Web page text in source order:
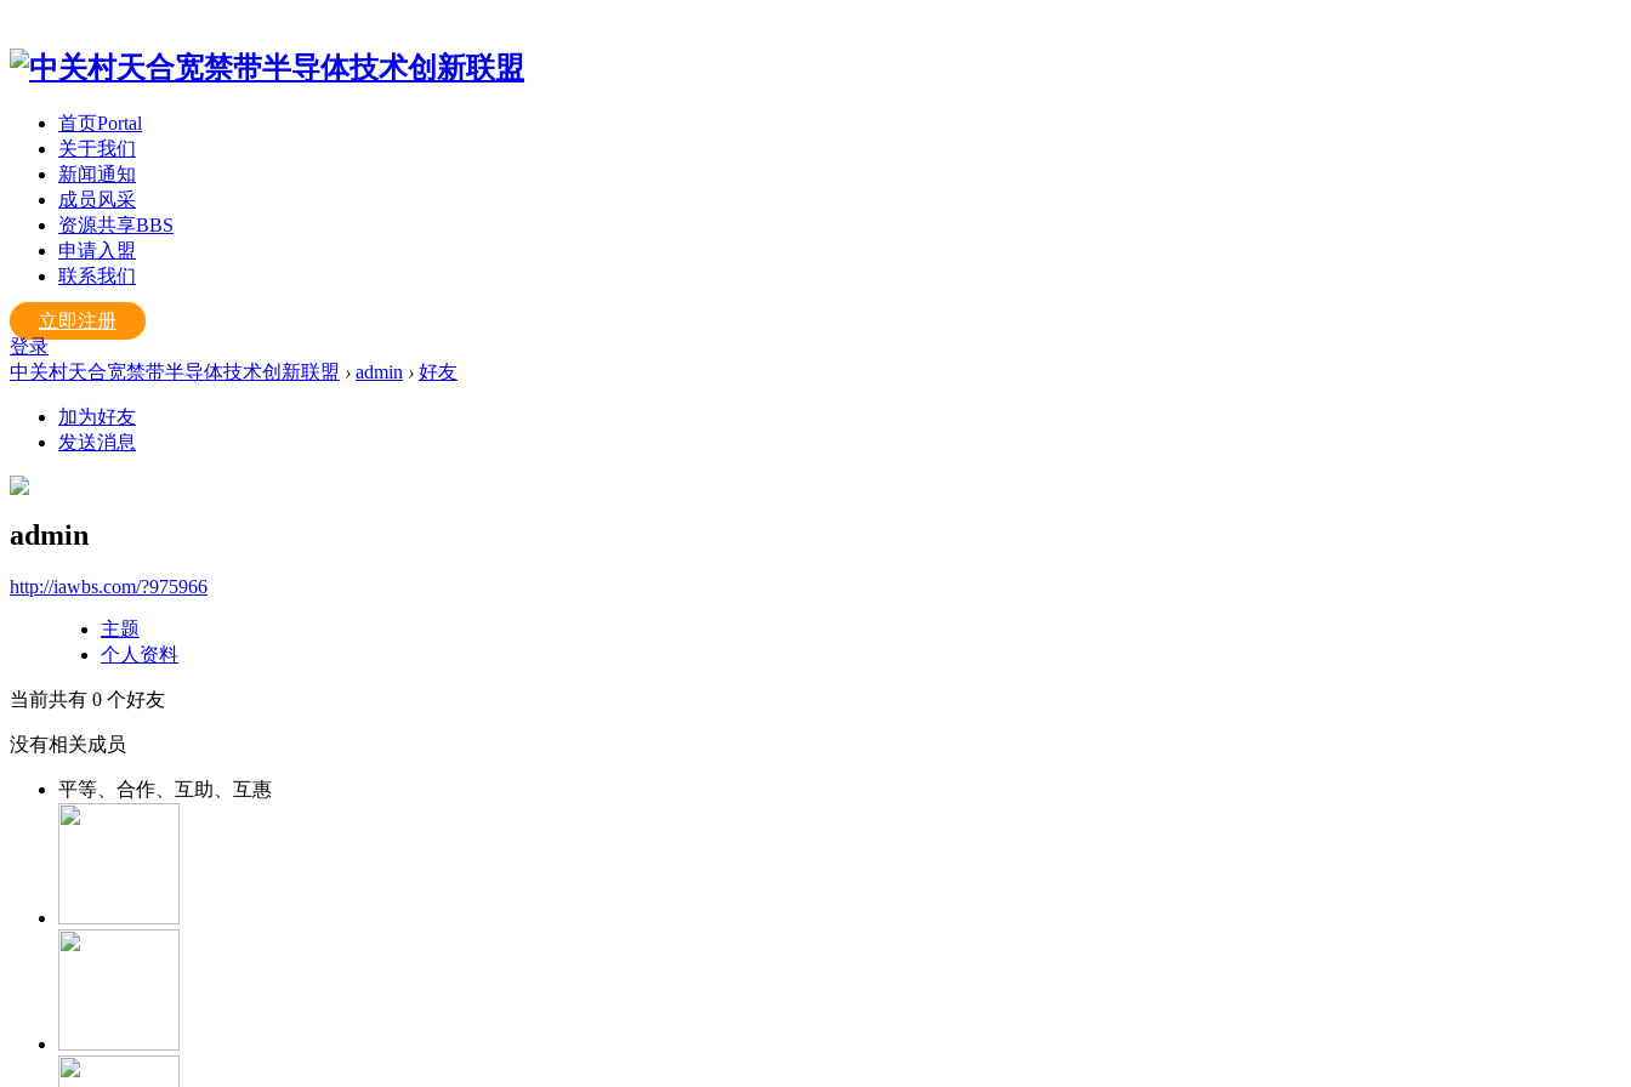
首页Portal
关于我们
新闻通知
成员风采
资源共享BBS
申请入盟
联系我们
立即注册
登录
中关村天合宽禁带半导体技术创新联盟 › admin › 好友
加为好友
发送消息
admin
http://iawbs.com/?975966
主题
个人资料
当前共有 0 个好友
没有相关成员
平等、合作、互助、互惠